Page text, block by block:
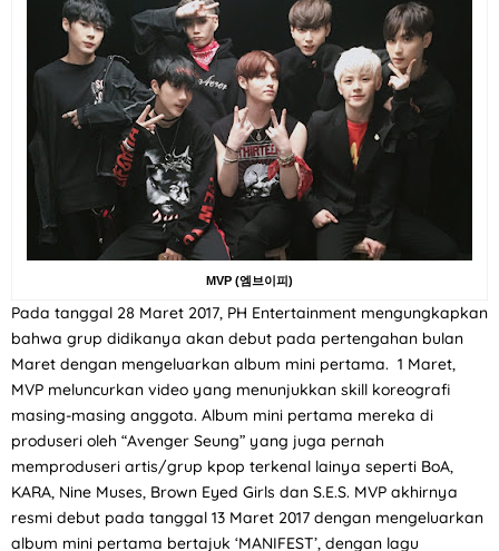
MVP (엠브이피)
Pada tanggal 28 Maret 2017, PH Entertainment mengungkapkan
bahwa grup didikanya akan debut pada pertengahan bulan
Maret dengan mengeluarkan album mini pertama. 1 Maret,
MVP meluncurkan video yang menunjukkan skill koreografi
masing-masing anggota. Album mini pertama mereka di
produseri oleh “Avenger Seung” yang juga pernah
memproduseri artis/grup kpop terkenal lainya seperti BoA,
KARA, Nine Muses, Brown Eyed Girls dan S.E.S. MVP akhirnya
resmi debut pada tanggal 13 Maret 2017 dengan mengeluarkan
album mini pertama bertajuk ‘MANIFEST’, dengan lagu